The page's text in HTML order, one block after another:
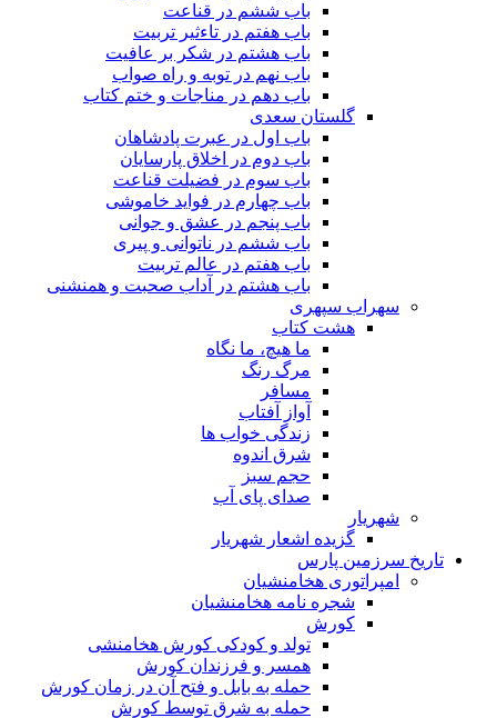
باب ششم در قناعت
باب هفتم در تاءثیر تربیت
باب هشتم در شکر بر عافیت
باب نهم در توبه و راه صواب
باب دهم در مناجات و ختم کتاب
گلستان سعدی
باب اول در عبرت پادشاهان
باب دوم در اخلاق پارسایان
باب سوم در فضیلت قناعت
باب چهارم در فواید خاموشى
باب پنجم در عشق و جوانى
باب ششم در ناتوانى و پیرى
باب هفتم در عالم تربیت
باب هشتم در آداب صحبت و همنشنى
سهراب سپهری
هشت کتاب
ما هیچ، ما نگاه
مرگ رنگ
مسافر
آواز آفتاب
زندگی خواب ها
شرق اندوه
حجم سبز
صدای پای آب
شهریار
گزیده اشعار شهریار
تاریخ سرزمین پارس
امپراتوری هخامنشیان
شجره نامه هخامنشیان
کورش
تولد و کودکی کورش هخامنشی
همسر و فرزندان کورش
حمله به بابل و فتح آن در زمان کورش
حمله به شرق توسط کورش